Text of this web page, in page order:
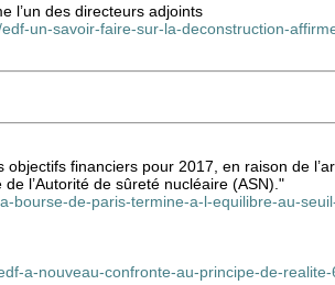
l’un des directeurs adjoints
un-savoir-faire-sur-la-deconstruction-
financiers pour 2017, en raison de
l’Autorité de sûreté nucléaire (ASN)."
bourse-de-paris-termine-a-l-equilibre-au-
a-nouveau-confronte-au-principe-de-realite-